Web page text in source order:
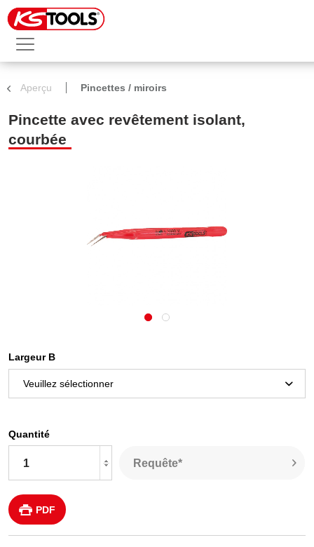
Aperçu Pincettes / miroirs
Pincette avec revêtement isolant,
courbée
Largeur B
Quantité
Requête*
PDF